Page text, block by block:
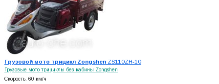
Грузовой мото трицикл ZongshenZS110ZH-10
Грузовые мото трициклы без кабины Zongshen
Скорость: 60 км/ч